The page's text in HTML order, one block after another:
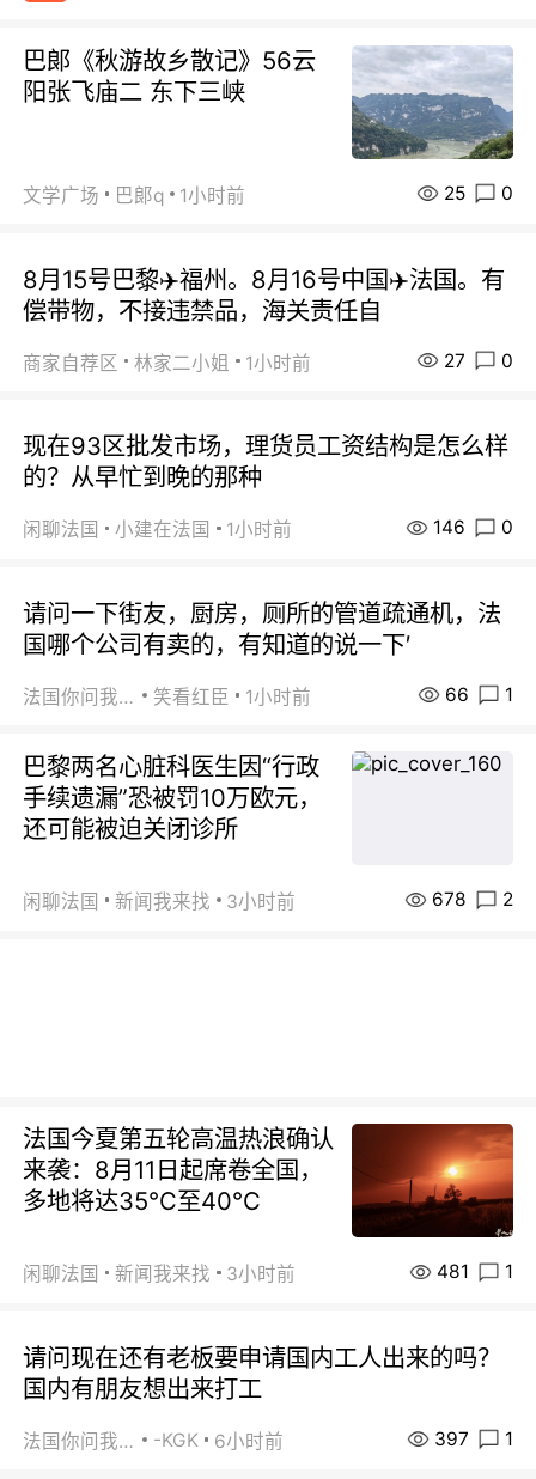
巴郞《秋游故乡散记》56云
阳张飞庙二 东下三峡
文学广场 巴郞q 1小时前 25 0
8月15号巴黎✈️福州。8月16号中国✈️法国。有
偿带物，不接违禁品，海关责任自
商家自荐区 林家二小姐 1小时前 27 0
现在93区批发市场，理货员工资结构是怎么样
的？从早忙到晚的那种
闲聊法国 小建在法国 1小时前 146 0
请问一下街友，厨房，厕所的管道疏通机，法
国哪个公司有卖的，有知道的说一下′
法国你问我答 笑看红臣 1小时前 66 1
巴黎两名心脏科医生因“行政
手续遗漏”恐被罚10万欧元，
还可能被迫关闭诊所
闲聊法国 新闻我来找 3小时前 678 2
法国今夏第五轮高温热浪确认
来袭：8月11日起席卷全国，
多地将达35℃至40℃
闲聊法国 新闻我来找 3小时前 481 1
请问现在还有老板要申请国内工人出来的吗？
国内有朋友想出来打工
法国你问我答 -KGK 6小时前 397 1